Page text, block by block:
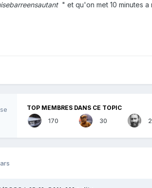
" et qu'on met 10 minutes a
TOP MEMBRES DANS CE TOPIC
170 30